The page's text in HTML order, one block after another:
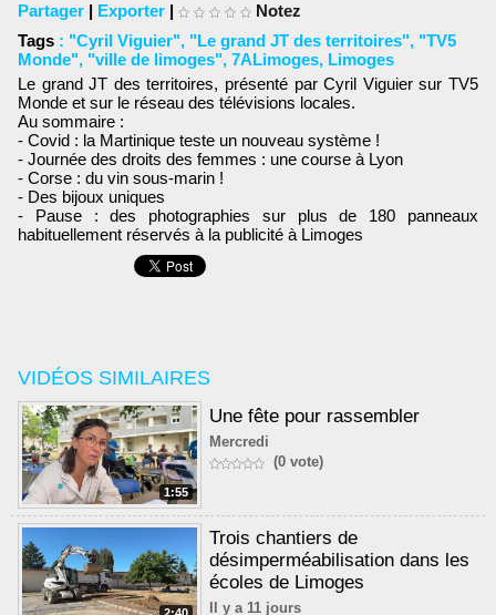
VIDÉOS SIMILAIRES
1:55
Une fête pour rassembler
Mercredi
(0 vote)
Trois chantiers de
désimperméabilisation dans les
écoles de Limoges
Il y a 11 jours
Partager | Exporter |
Notez
Tags : "Cyril Viguier", "Le grand JT des territoires", "TV5
Monde", "ville de limoges", 7ALimoges, Limoges
Le grand JT des territoires, présenté par Cyril Viguier sur TV5
Monde et sur le réseau des télévisions locales.
Au sommaire :
- Covid : la Martinique teste un nouveau système !
- Journée des droits des femmes : une course à Lyon
- Corse : du vin sous-marin !
- Des bijoux uniques
- Pause : des photographies sur plus de 180 panneaux
habituellement réservés à la publicité à Limoges